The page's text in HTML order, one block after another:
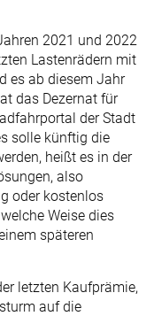
2021 und 2022
Lastenrädern mit
es ab diesem Jahr
das Dezernat für
der Stadt
solle künftig die
heißt es in der
also
oder kostenlos
Weise dies
späteren
letzten Kaufprämie,
auf die